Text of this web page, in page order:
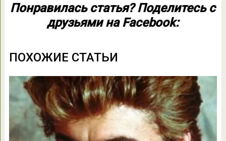
Понравилась статья? Поделитесь с
друзьями на Facebook:
ПОХОЖИЕ СТАТЬИ